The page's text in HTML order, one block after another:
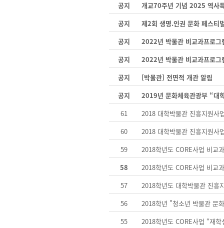
공지
개교70주년 기념 2025 역사
공지
제2회 생명.인권 문화 페스티
공지
2022년 박물관 비교과프로
공지
2022년 박물관 비교과프로
공지
[박물관] 전면적 개관 알림
공지
2019년 문화체육관광부 “대
61
2018 대학박물관 진흥지원
60
2018 대학박물관 진흥지원
59
2018학년도 CORE사업 비교
58
2018학년도 CORE사업 비교
57
2018학년도 대학박물관 진
56
2018학년 "청소년 박물관 문
55
2018학년도 CORE사업 “재